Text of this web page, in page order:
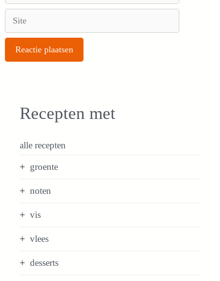
Recepten met
alle recepten
groente
noten
vis
vlees
desserts